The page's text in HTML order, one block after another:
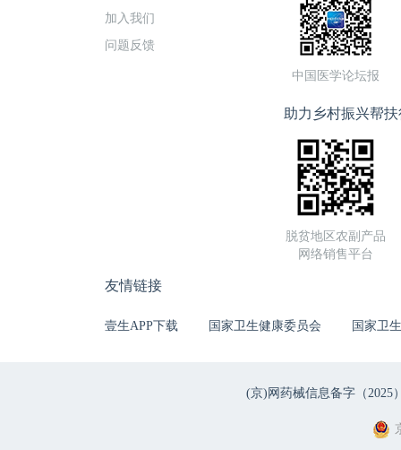
加入我们
问题反馈
中国医学论坛报
助力乡村振兴帮
脱贫地区农副产品
网络销售平台
友情链接
壹生APP下载 国家卫生健康委员会 国家卫
(京)网药械信息备字（2025